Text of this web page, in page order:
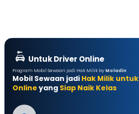
Untuk Driver Online
Program Mobil Sewaan jadi Hak Milik by Moladin
Mobil Sewaan jadi Hak Milik untuk
Online yang Siap Naik Kelas